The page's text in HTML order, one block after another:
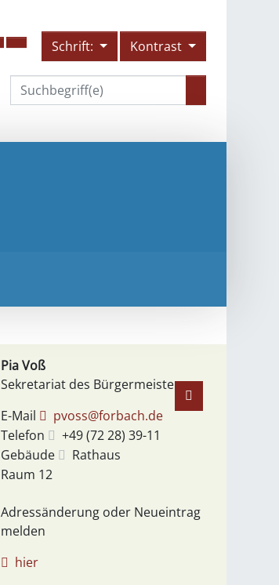
Schrift: Kontrast
PiaVoß
Sekretariat des Bürgermeisters
E-Mail
pvoss@forbach.de
Telefon
+49 (7228) 39-11
Gebäude
Rathaus
Raum 12
Adressänderung oder Neueintrag
melden
hier